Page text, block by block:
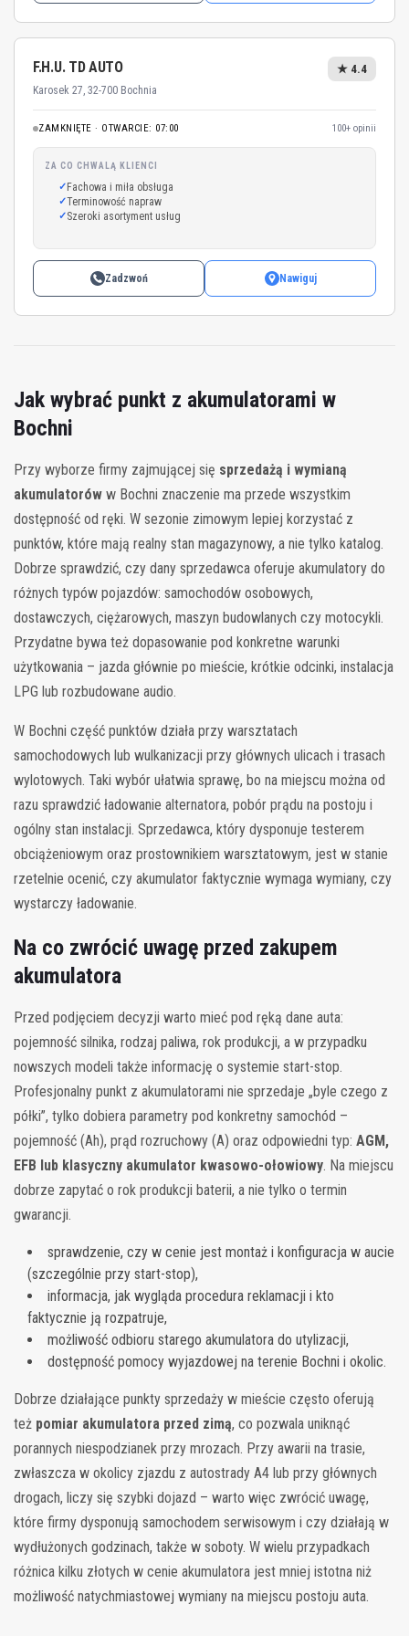
F.H.U. TD AUTO
Karosek 27, 32-700 Bochnia
★ 4.4
ZAMKNIĘTE · OTWARCIE: 07:00 100+ opinii
ZA CO CHWALĄ KLIENCI
Fachowa i miła obsługa
Terminowość napraw
Szeroki asortyment usług
Zadzwoń Nawiguj
Jak wybrać punkt z akumulatorami w
Bochni
Przy wyborze firmy zajmującej się sprzedażą i wymianą
akumulatorów w Bochni znaczenie ma przede wszystkim
dostępność od ręki. W sezonie zimowym lepiej korzystać z
punktów, które mają realny stan magazynowy, a nie tylko katalog.
Dobrze sprawdzić, czy dany sprzedawca oferuje akumulatory do
różnych typów pojazdów: samochodów osobowych,
dostawczych, ciężarowych, maszyn budowlanych czy motocykli.
Przydatne bywa też dopasowanie pod konkretne warunki
użytkowania – jazda głównie po mieście, krótkie odcinki, instalacja
LPG lub rozbudowane audio.
W Bochni część punktów działa przy warsztatach
samochodowych lub wulkanizacji przy głównych ulicach i trasach
wylotowych. Taki wybór ułatwia sprawę, bo na miejscu można od
razu sprawdzić ładowanie alternatora, pobór prądu na postoju i
ogólny stan instalacji. Sprzedawca, który dysponuje testerem
obciążeniowym oraz prostownikiem warsztatowym, jest w stanie
rzetelnie ocenić, czy akumulator faktycznie wymaga wymiany, czy
wystarczy ładowanie.
Na co zwrócić uwagę przed zakupem
akumulatora
Przed podjęciem decyzji warto mieć pod ręką dane auta:
pojemność silnika, rodzaj paliwa, rok produkcji, a w przypadku
nowszych modeli także informację o systemie start-stop.
Profesjonalny punkt z akumulatorami nie sprzedaje „byle czego z
półki”, tylko dobiera parametry pod konkretny samochód –
pojemność (Ah), prąd rozruchowy (A) oraz odpowiedni typ: AGM,
EFB lub klasyczny akumulator kwasowo-ołowiowy. Na miejscu
dobrze zapytać o rok produkcji baterii, a nie tylko o termin
gwarancji.
sprawdzenie, czy w cenie jest montaż i konfiguracja w aucie
(szczególnie przy start-stop),
informacja, jak wygląda procedura reklamacji i kto
faktycznie ją rozpatruje,
możliwość odbioru starego akumulatora do utylizacji,
dostępność pomocy wyjazdowej na terenie Bochni i okolic.
Dobrze działające punkty sprzedaży w mieście często oferują
też pomiar akumulatora przed zimą, co pozwala uniknąć
porannych niespodzianek przy mrozach. Przy awarii na trasie,
zwłaszcza w okolicy zjazdu z autostrady A4 lub przy głównych
drogach, liczy się szybki dojazd – warto więc zwrócić uwagę,
które firmy dysponują samochodem serwisowym i czy działają w
wydłużonych godzinach, także w soboty. W wielu przypadkach
różnica kilku złotych w cenie akumulatora jest mniej istotna niż
możliwość natychmiastowej wymiany na miejscu postoju auta.